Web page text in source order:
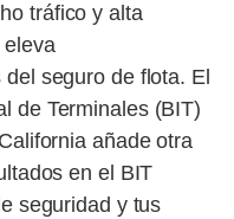
tráfico y alta
eleva
seguro de flota. El
de Terminales (BIT)
añade otra
en el BIT
seguridad y tus